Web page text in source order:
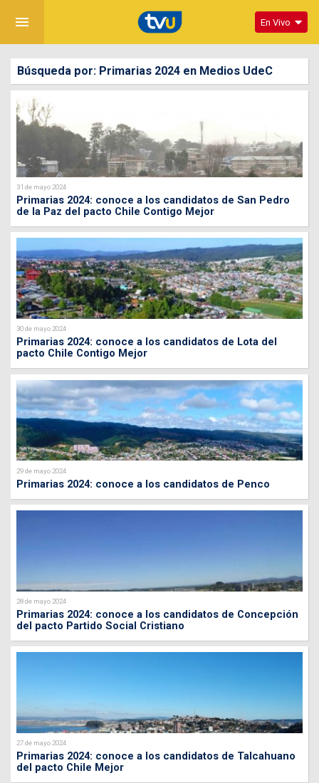
menu En Vivo
Búsqueda por: Primarias 2024 en Medios UdeC
31 de mayo 2024
Primarias 2024: conoce a los candidatos de San Pedro
de la Paz del pacto Chile Contigo Mejor
30 de mayo 2024
Primarias 2024: conoce a los candidatos de Lota del
pacto Chile Contigo Mejor
29 de mayo 2024
Primarias 2024: conoce a los candidatos de Penco
28 de mayo 2024
Primarias 2024: conoce a los candidatos de Concepción
del pacto Partido Social Cristiano
27 de mayo 2024
Primarias 2024: conoce a los candidatos de Talcahuano
del pacto Chile Mejor